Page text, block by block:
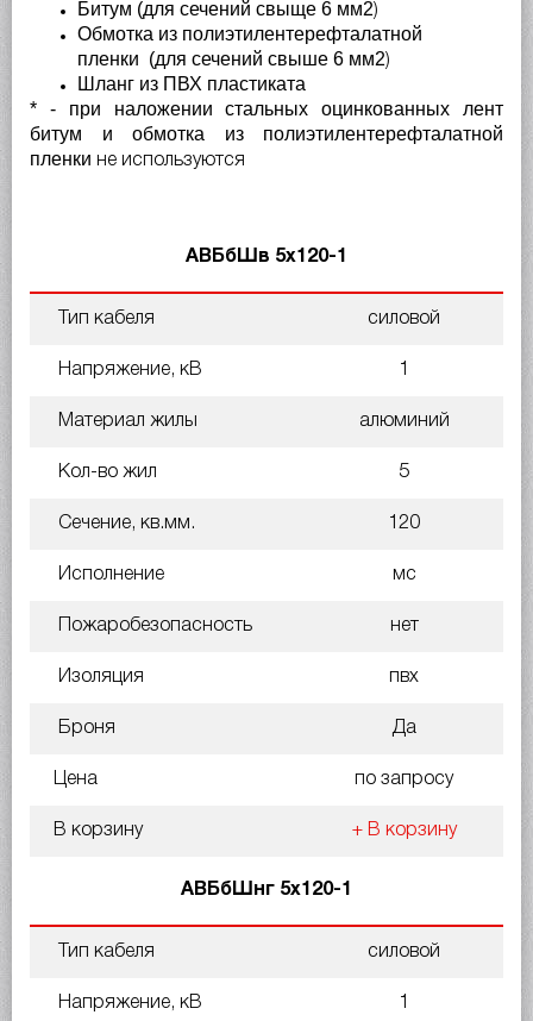
Битум (для сечений свыще 6 мм2)
Обмотка из полиэтилентерефталатной
пленки (для сечений свыше 6 мм2)
Шланг из ПВХ пластиката
​* - при наложении стальных оцинкованных лент
битум и обмотка из полиэтилентерефталатной
пленки не используются
АВБбШв 5х120-1
Тип кабеля силовой
Напряжение, кВ 1
Материал жилы алюминий
Кол-во жил 5
Сечение, кв.мм. 120
Исполнение мс
Пожаробезопасность нет
Изоляция пвх
Броня Да
Цена по запросу
В корзину + В корзину
АВБбШнг 5х120-1
Тип кабеля силовой
Напряжение, кВ 1